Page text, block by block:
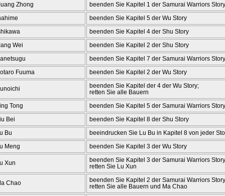
Zhong
beenden Sie Kapitel 1 der Samurai Warriors Story
beenden Sie Kapitel 5 der Wu Story
beenden Sie Kapitel 4 der Shu Story
Wei
beenden Sie Kapitel 2 der Shu Story
beenden Sie Kapitel 7 der Samurai Warriors Story
Fuuma
beenden Sie Kapitel 2 der Wu Story
beenden Sie Kapitel der 4 der Wu Story;
retten Sie alle Bauern
Tong
beenden Sie Kapitel 5 der Samurai Warriors Story
Bei
beenden Sie Kapitel 8 der Shu Story
Bu
beeindrucken Sie Lu Bu in Kapitel 8 von jeder
Meng
beenden Sie Kapitel 3 der Wu Story
Xun
beenden Sie Kapitel 3 der Samurai Warriors
retten Sie Lu Xun
Chao
beenden Sie Kapitel 2 der Samurai Warriors
retten Sie alle Bauern und Ma Chao